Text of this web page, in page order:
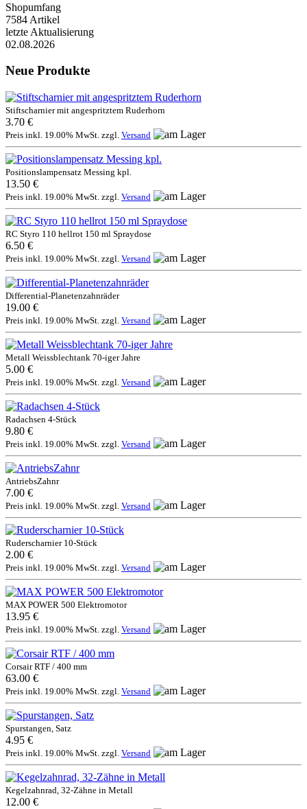
Shopumfang
7584 Artikel
letzte Aktualisierung
02.08.2026
Neue Produkte
Stiftscharnier mit angespritztem Ruderhorn
3.70 €
Preis inkl. 19.00% MwSt. zzgl. Versand
Positionslampensatz Messing kpl.
13.50 €
Preis inkl. 19.00% MwSt. zzgl. Versand
RC Styro 110 hellrot 150 ml Spraydose
6.50 €
Preis inkl. 19.00% MwSt. zzgl. Versand
Differential-Planetenzahnräder
19.00 €
Preis inkl. 19.00% MwSt. zzgl. Versand
Metall Weissblechtank 70-iger Jahre
5.00 €
Preis inkl. 19.00% MwSt. zzgl. Versand
Radachsen 4-Stück
9.80 €
Preis inkl. 19.00% MwSt. zzgl. Versand
AntriebsZahnr
7.00 €
Preis inkl. 19.00% MwSt. zzgl. Versand
Ruderscharnier 10-Stück
2.00 €
Preis inkl. 19.00% MwSt. zzgl. Versand
MAX POWER 500 Elektromotor
13.95 €
Preis inkl. 19.00% MwSt. zzgl. Versand
Corsair RTF / 400 mm
63.00 €
Preis inkl. 19.00% MwSt. zzgl. Versand
Spurstangen, Satz
4.95 €
Preis inkl. 19.00% MwSt. zzgl. Versand
Kegelzahnrad, 32-Zähne in Metall
12.00 €